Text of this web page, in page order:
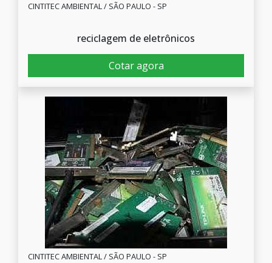
CINTITEC AMBIENTAL / SÃO PAULO - SP
reciclagem de eletrônicos
Cotar agora
CINTITEC AMBIENTAL / SÃO PAULO - SP